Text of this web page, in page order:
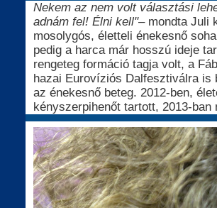
Nekem az nem volt választási
adnám fel! Élni kell"– mondta Juli
mosolygós, életteli énekesnő
pedig a harca már hosszú ideje
rengeteg formáció tagja volt, a
hazai Eurovíziós Dalfesztiválra is
az énekesnő beteg. 2012-ben,
kényszerpihenőt tartott, 2013-